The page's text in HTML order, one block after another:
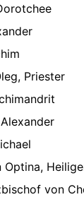
Priester
Optina,
von